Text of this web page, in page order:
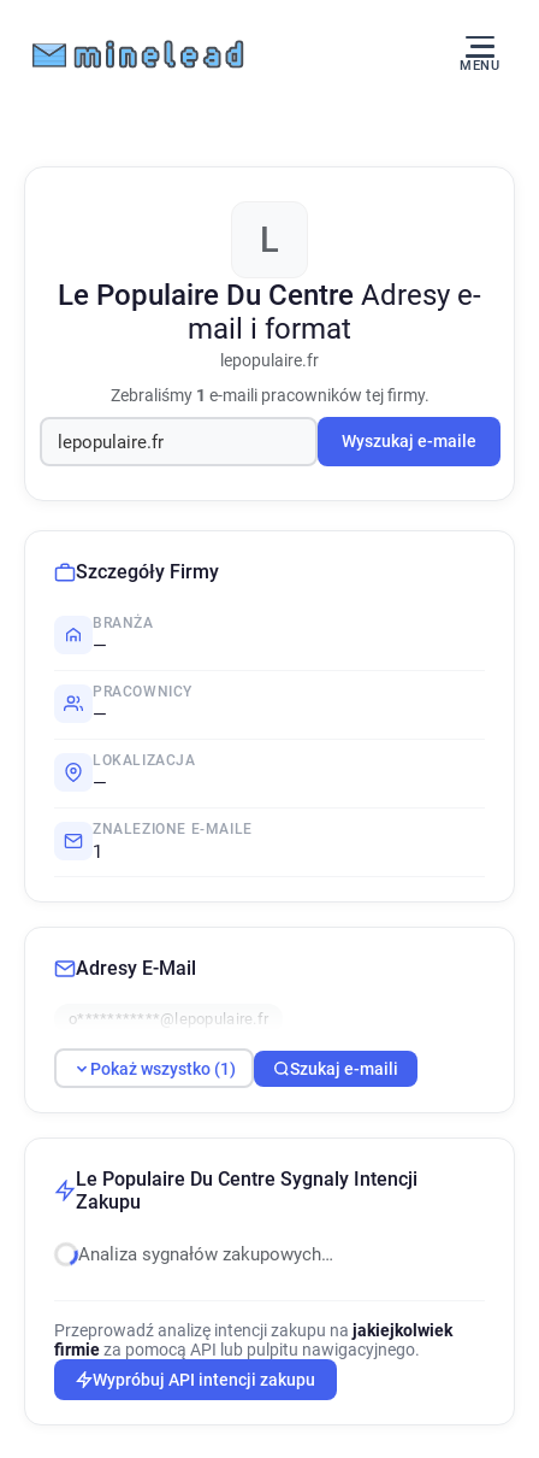
MENU
L
Le Populaire Du Centre Adresy e-
mail i format
lepopulaire.fr
Zebraliśmy 1 e-maili pracowników tej firmy.
Wyszukaj e-maile
Szczegóły Firmy
BRANŻA
—
PRACOWNICY
—
LOKALIZACJA
—
ZNALEZIONE E-MAILE
1
Adresy E-Mail
o***********@lepopulaire.fr
Pokaż wszystko (1) Szukaj e-maili
Le Populaire Du Centre Sygnaly Intencji
Zakupu
Analiza sygnałów zakupowych…
Przeprowadź analizę intencji zakupu na jakiejkolwiek
firmieza pomocą API lub pulpitu nawigacyjnego.
Wypróbuj API intencji zakupu